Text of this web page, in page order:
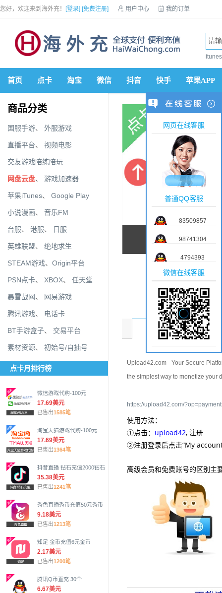
您好，欢迎来到海外充！ [登录] [免费注册]  用户中心  我的订单
首页 点卡 淘宝 微信 抖音 快手 苹果APP
商品分类
国服手游、 外服游戏
直播平台、 视频电影
交友游戏陪练陪玩
网盘云盘、 游戏加速器
苹果iTunes、 Google Play
小说漫画、 音乐FM
台服、 港服、 日服
英雄联盟、 绝地求生
STEAM游戏、 Origin平台
PSN点卡、 XBOX、 任天堂
暴雪战网、 网易游戏
腾讯游戏、 电话卡
BT手游盒子、 交易平台
素材资源、 初始号/自抽号
点卡月排行榜
微信游戏代购-100元
17.69美元
已售出1585笔
淘宝天猫游戏代购-100元
17.69美元
已售出1364笔
抖音直播 钻石充值2000钻石
35.38美元
已售出1241笔
秀色直播秀币充值50元秀币
9.18美元
已售出1213笔
知足 金币充值6元金币
2.17美元
已售出1200笔
腾讯Q币直充 30个
6.67美元
商品介绍
Upload42.com - Your Secure
the simplest way to monetize your
https://upload42.com/
使用方法：
①点击： upload42, 注册
②注册登录后点击“My
高级会员和免费账号的区别主
网页在线客服
普通QQ客服
83509857
98741304
4794393
微信在线客服